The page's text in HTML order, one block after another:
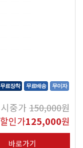
무료장착 무료배송 무이자
시중가150,000원
할인가125,000원
바로가기